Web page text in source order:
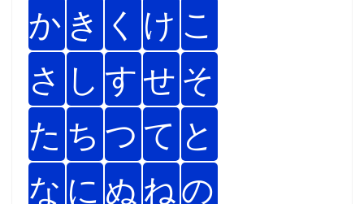
か き く け こ
さ し すせ そ
た ち つ て と
な に ぬ ねの